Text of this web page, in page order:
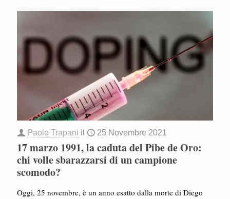
Paolo Trapani il 25 Novembre 2021
17 marzo 1991, la caduta del Pibe de Oro:
chi volle sbarazzarsi di un campione
scomodo?
Oggi, 25 novembre, è un anno esatto dalla morte di Diego